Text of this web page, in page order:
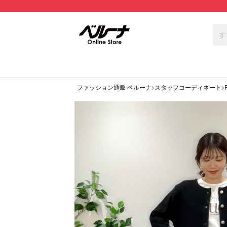
ファッション通販 ベルーナ スタッフコーディネート